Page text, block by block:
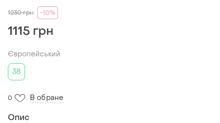
1230грн -10%
1115 грн
Європейський
38
0 В обране
Опис